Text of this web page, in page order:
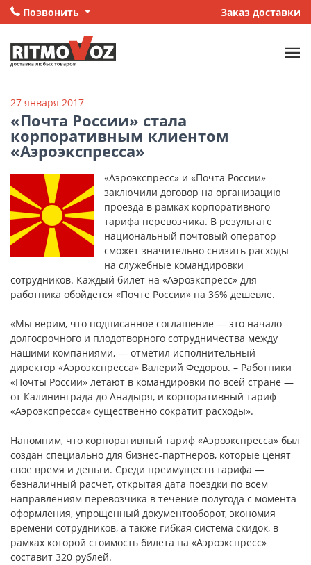
Позвонить Заказ доставки
27 января 2017
«Почта России» стала
корпоративным клиентом
«Аэроэкспресса»
«Аэроэкспресс» и «Почта России»
заключили договор на организацию
проезда в рамках корпоративного
тарифа перевозчика. В результате
национальный почтовый оператор
сможет значительно снизить расходы
на служебные командировки
сотрудников. Каждый билет на «Аэроэкспресс» для
работника обойдется «Почте России» на 36% дешевле.
«Мы верим, что подписанное соглашение — это начало
долгосрочного и плодотворного сотрудничества между
нашими компаниями, — отметил исполнительный
директор «Аэроэкспресса» Валерий Федоров. – Работники
«Почты России» летают в командировки по всей стране —
от Калининграда до Анадыря, и корпоративный тариф
«Аэроэкспресса» существенно сократит расходы».
Напомним, что корпоративный тариф «Аэроэкспресса» был
создан специально для бизнес-партнеров, которые ценят
свое время и деньги. Среди преимуществ тарифа —
безналичный расчет, открытая дата поездки по всем
направлениям перевозчика в течение полугода с момента
оформления, упрощенный документооборот, экономия
времени сотрудников, а также гибкая система скидок, в
рамках которой стоимость билета на «Аэроэкспресс»
составит 320 рублей.